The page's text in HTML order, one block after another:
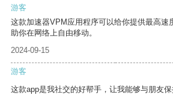
游客
这款加速器VPM应用程序可以给你提供最高速
助你在网络上自由移动。
2024-09-15
游客
这款app是我社交的好帮手，让我能够与朋友保